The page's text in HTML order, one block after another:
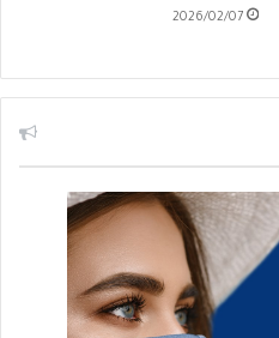
2026/02/07